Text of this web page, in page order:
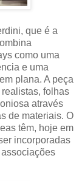
que é a
como uma
e uma
plana. A peça
folhas
através
de materiais. O
têm, hoje em
incorporadas